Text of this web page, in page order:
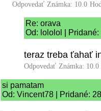
Odpovedať Známka: 10.0
Re: orava
Od: lololol |
teraz treba ťahať
Odpovedať Známka: 10.0
si pamatam
Od: Vincent78 | Pridané: